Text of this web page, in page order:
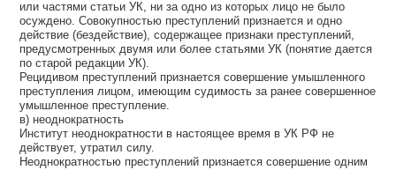
или частями статьи УК, ни за одно из которых лицо не было
осуждено. Совокупностью преступлений признается и одно
действие (бездействие), содержащее признаки преступлений,
предусмотренных двумя или более статьями УК (понятие дается
по старой редакции УК).
Рецидивом преступлений признается совершение умышленного
преступления лицом, имеющим судимость за ранее совершенное
умышленное преступление.
в) неоднократность
Институт неоднократности в настоящее время в УК РФ не
действует, утратил силу.
Неоднократностью преступлений признается совершение одним